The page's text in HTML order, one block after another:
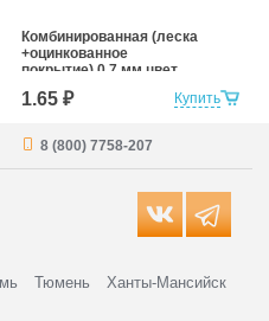
Купить
Комбинированная (леска
+оцинкованное
покрытие) 0,7 мм цвет
красный
1.65 ₽
8 (800) 7758-207
Тюмень Ханты-Мансийск